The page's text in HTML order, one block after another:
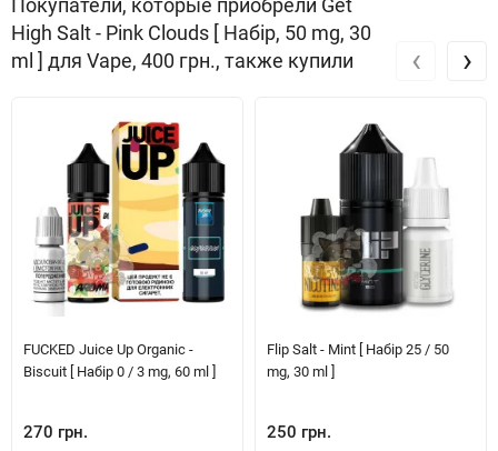
Покупатели, которые приобрели Get
High Salt - Pink Clouds [ Набір, 50 mg, 30
ml ] для Vape, 400 грн., также купили
FUCKED Juice Up Organic -
Biscuit [ Набір 0 / 3 mg, 60 ml ]
270 грн.
Flip Salt - Mint [ Набір 25 / 50
mg, 30 ml ]
250 грн.
‹ ›